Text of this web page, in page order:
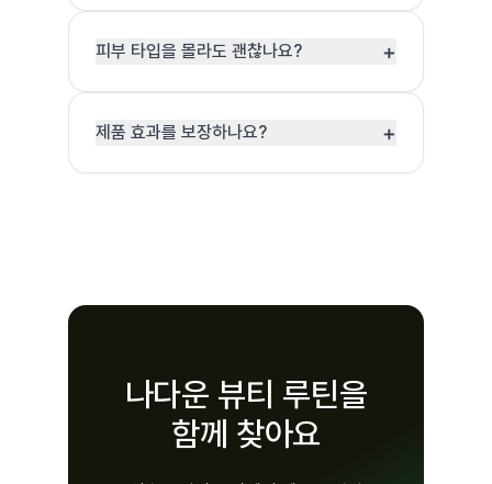
피부 타입을 몰라도 괜찮나요? +
제품 효과를 보장하나요? +
나다운 뷰티 루틴을
함께 찾아요